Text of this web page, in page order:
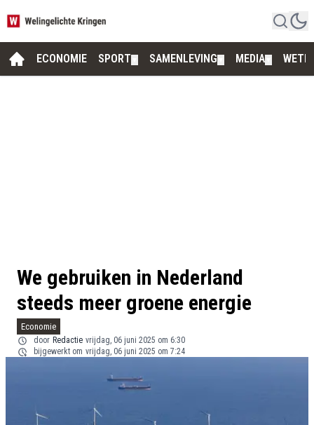
ECONOMIE SPORT SAMENLEVING MEDIA
We gebruiken in Nederland
steeds meer groene energie
Economie
door Redactie vrijdag, 06 juni 2025 om 6:30
bijgewerkt om vrijdag, 06 juni 2025 om 7:24